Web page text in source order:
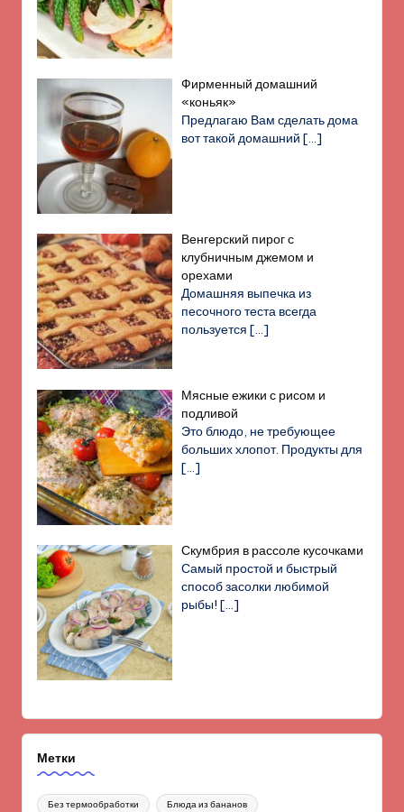
Фирменный домашний
«коньяк»
Предлагаю Вам сделать дома
вот такой домашний[…]
Венгерский пирог с
клубничным джемом и
орехами
Домашняя выпечка из
песочного теста всегда
пользуется[…]
Мясные ежики с рисом и
подливой
Это блюдо, не требующее
больших хлопот. Продукты для
[…]
Скумбрия в рассоле кусочками
Самый простой и быстрый
способ засолки любимой
рыбы![…]
Метки
Без термообработки Блюда из бананов